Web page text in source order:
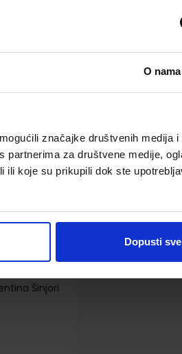
O nama
značajke društvenih medija i
partnerima za društvene medije,
ili koje su prikupili dok ste
Dopusti sve
Šinjori